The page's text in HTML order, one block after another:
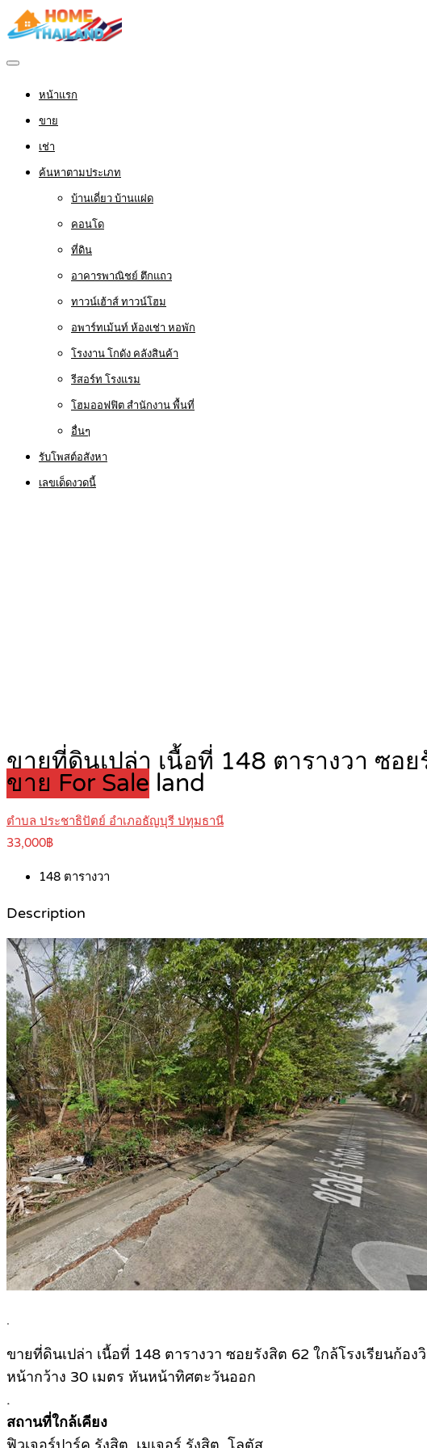
หน้าแรก
ขาย
เช่า
ค้นหาตามประเภท
บ้านเดี่ยว บ้านแฝด
คอนโด
ที่ดิน
อาคารพาณิชย์ ตึกแถว
ทาวน์เฮ้าส์ ทาวน์โฮม
อพาร์ทเม้นท์ ห้องเช่า หอพัก
โรงงาน โกดัง คลังสินค้า
รีสอร์ท โรงแรม
โฮมออฟฟิต สำนักงาน พื้นที่
อื่นๆ
รับโพสต์อสังหา
เลขเด็ดงวดนี้
ขายที่ดินเปล่า เนื้อที่ 148 ตารางวา ซอ
ขาย For Sale land
ตำบล ประชาธิปัตย์ อำเภอธัญบุรี ปทุมธานี
33,000฿
148 ตารางวา
Description
.
ขายที่ดินเปล่า เนื้อที่ 148 ตารางวา ซอยรังสิต 62 ใกล้โรงเรียนก้
หน้ากว้าง 30 เมตร หันหน้าทิศตะวันออก
.
สถานที่ใกล้เคียง